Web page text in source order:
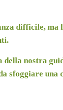
difficile,
della nostra
sfoggiare una